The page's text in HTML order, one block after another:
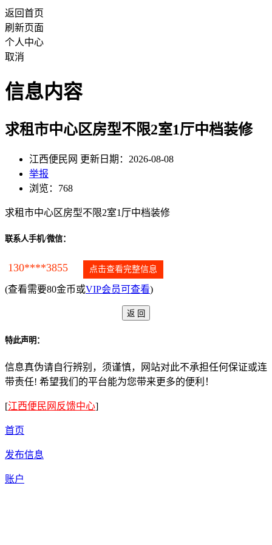
返回首页
刷新页面
个人中心
取消
信息内容
求租市中心区房型不限2室1厅中档装修
江西便民网 更新日期：2026-08-08
举报
浏览：768
求租市中心区房型不限2室1厅中档装修
联系人手机/微信：
130****3855 点击查看完整信息
(查看需要80金币或VIP会员可查看)
特此声明：
信息真伪请自行辨别，须谨慎，网站对此不承担任何保证或连
带责任! 希望我们的平台能为您带来更多的便利！
[江西便民网反馈中心]
首页
发布信息
账户